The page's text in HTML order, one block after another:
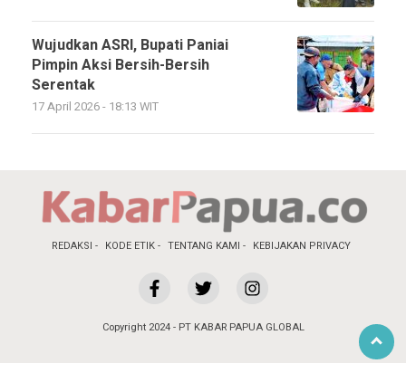
Wujudkan ASRI, Bupati Paniai
Pimpin Aksi Bersih-Bersih
Serentak
17 April 2026 - 18:13 WIT
REDAKSI KODE ETIK TENTANG KAMI KEBIJAKAN PRIVACY
Copyright 2024 - PT KABAR PAPUA GLOBAL